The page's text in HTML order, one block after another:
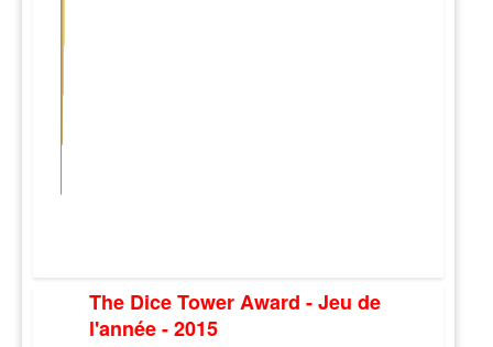
The Dice Tower Award - Jeu de
l'année - 2015